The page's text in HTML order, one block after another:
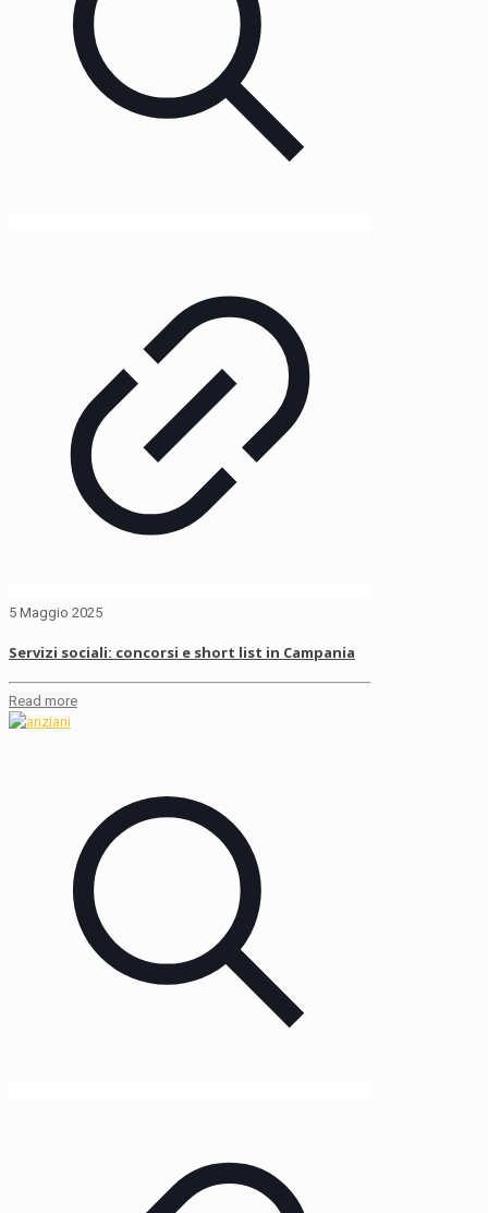
5 Maggio 2025
Servizi sociali: concorsi e short list in Campania
Read more